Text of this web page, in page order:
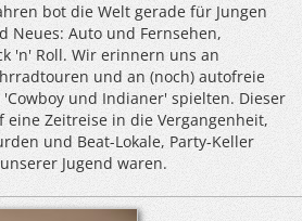
bot die Welt gerade für Jungen
Neues: Auto und Fernsehen,
'n' Roll. Wir erinnern uns an
und an (noch) autofreie
und Indianer' spielten. Dieser
eine Zeitreise in die Vergangenheit,
und Beat-Lokale, Party-Keller
Jugend waren.